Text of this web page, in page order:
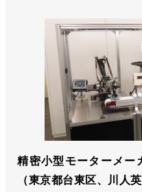
精密小型モーターメー
（東京都台東区、川人